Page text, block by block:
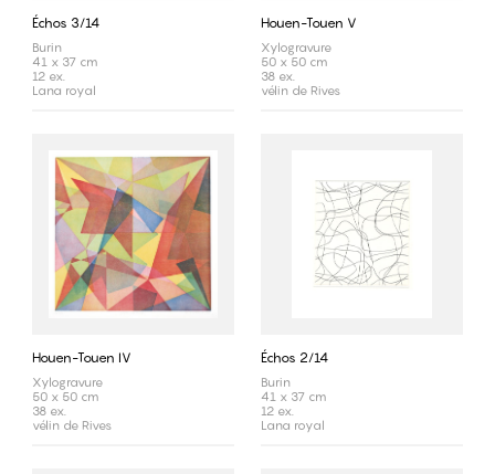
Échos 3/14
Burin
41 x 37 cm
12 ex.
Lana royal
Houen-Touen V
Xylogravure
50 x 50 cm
38 ex.
vélin de Rives
Houen-Touen IV
Xylogravure
50 x 50 cm
38 ex.
vélin de Rives
Échos 2/14
Burin
41 x 37 cm
12 ex.
Lana royal